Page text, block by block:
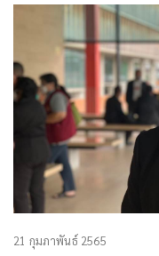
21 กุมภาพันธ์ 2565